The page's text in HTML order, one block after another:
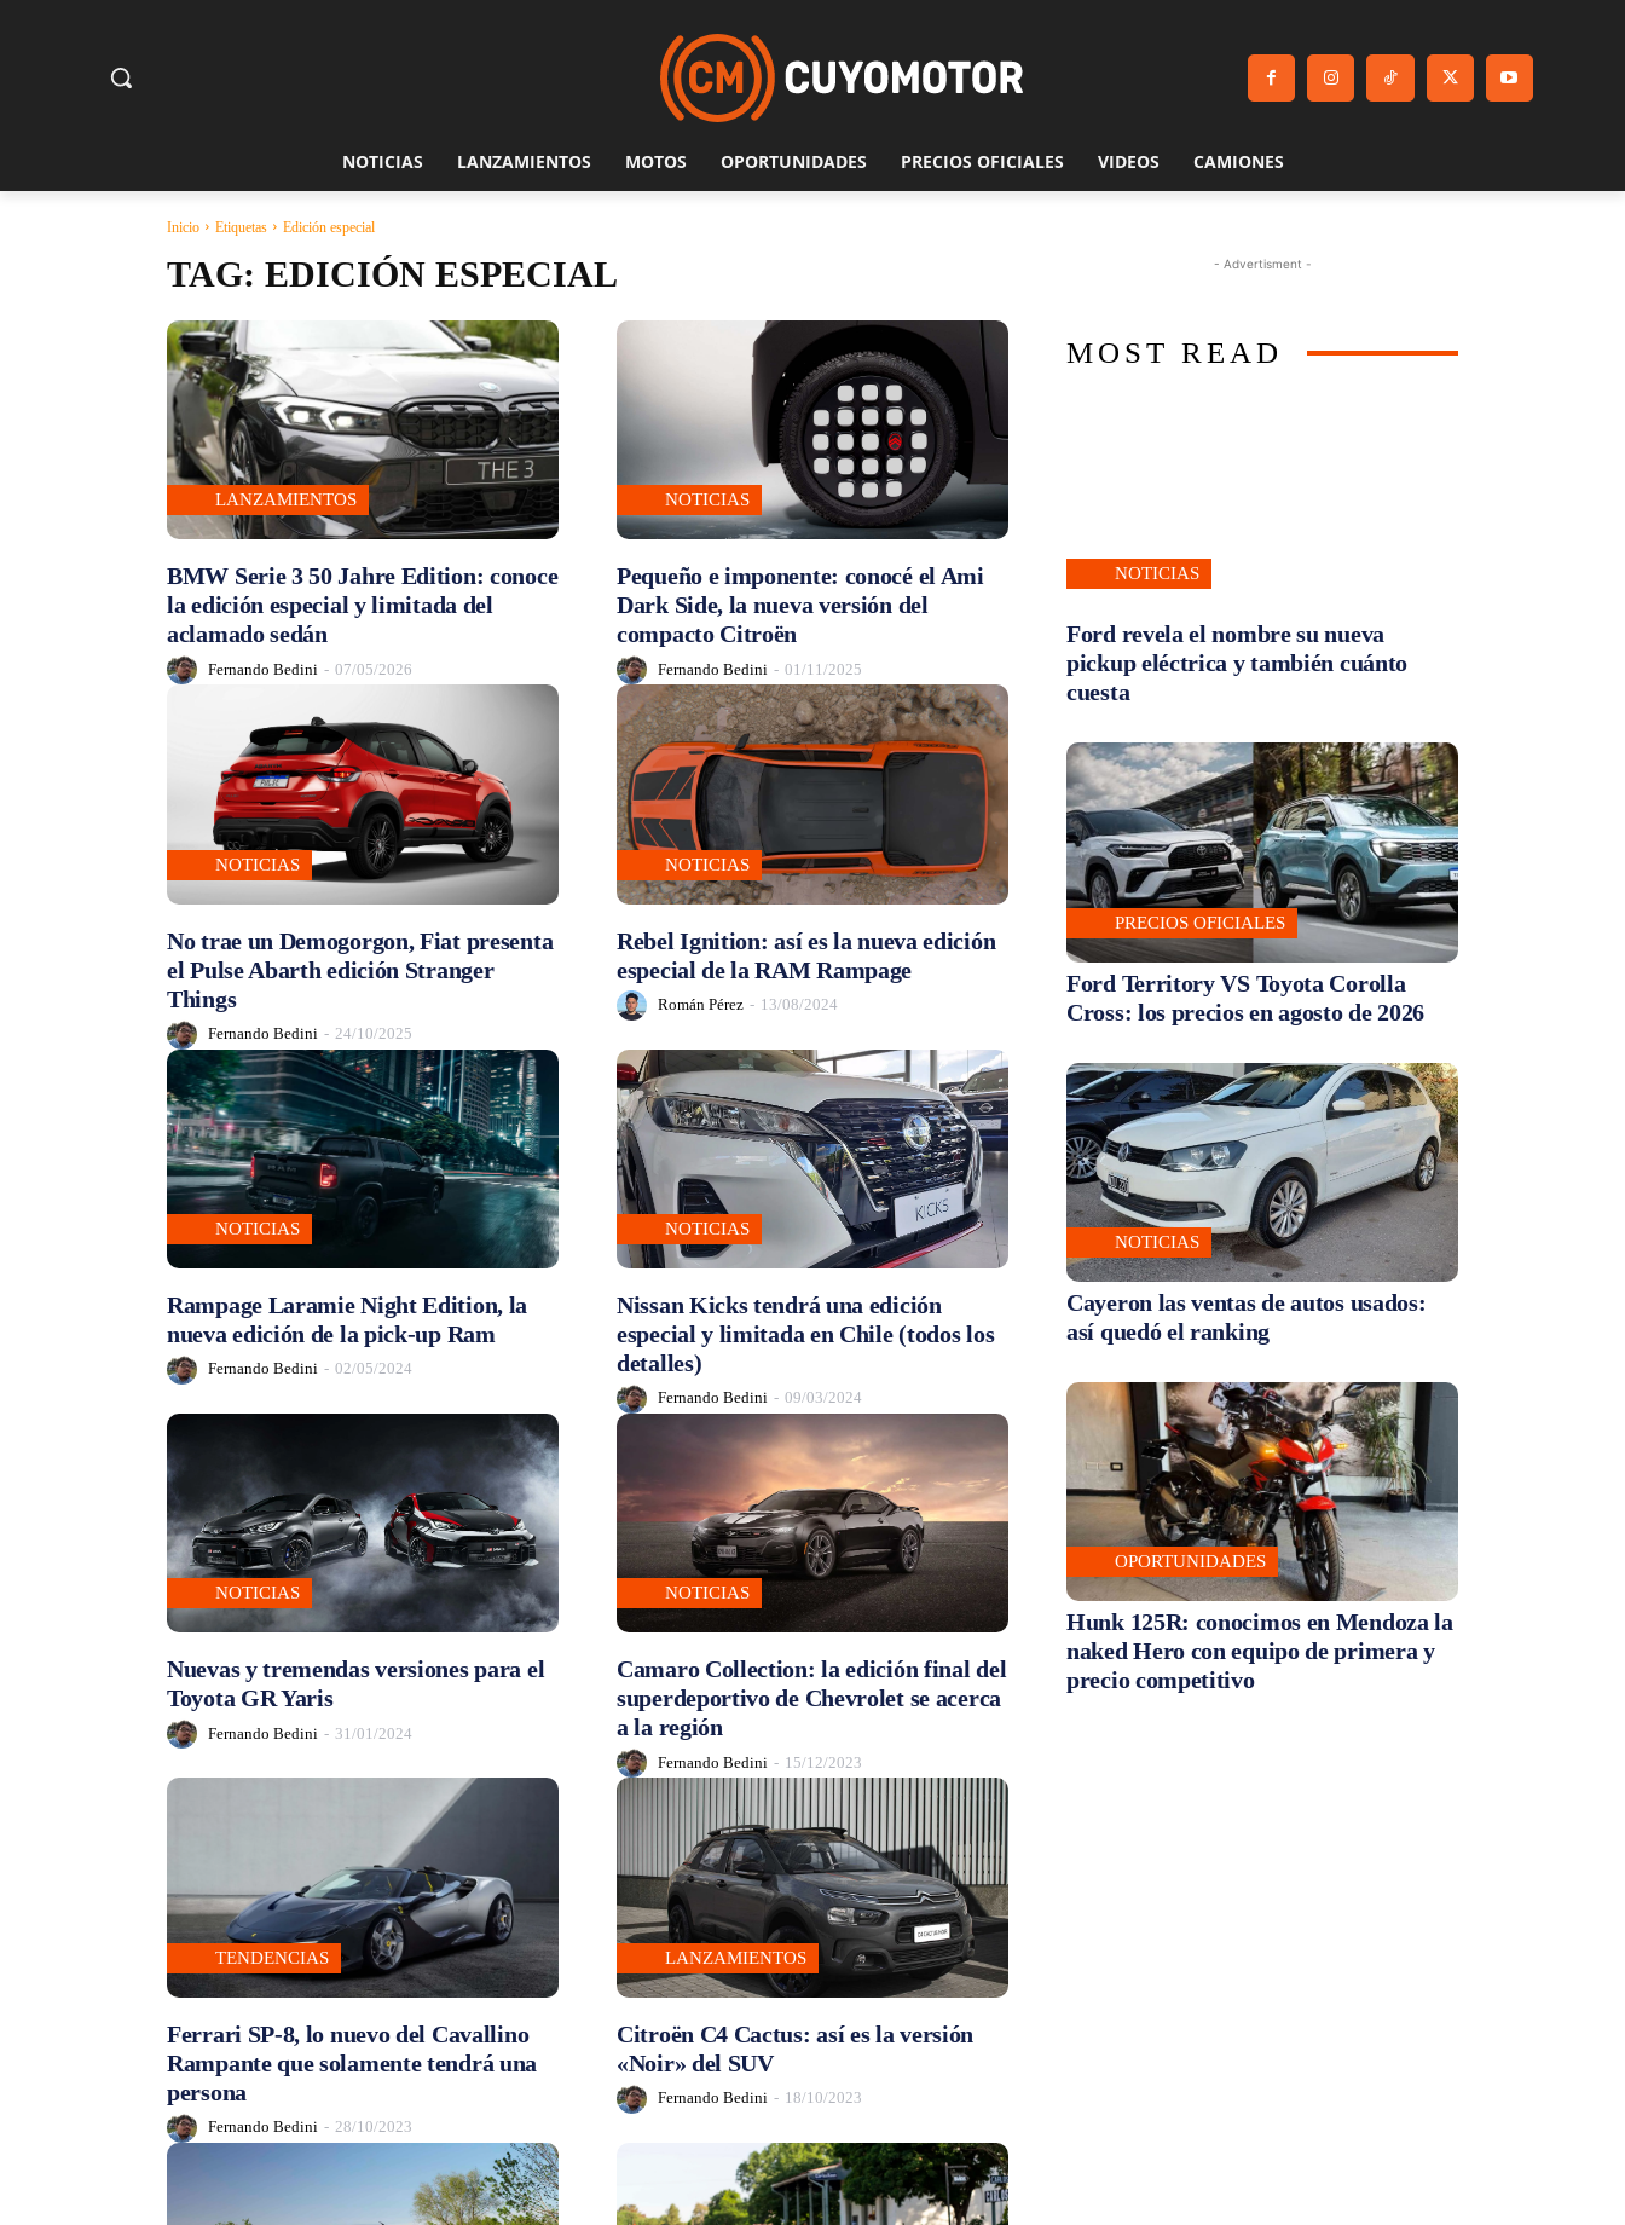
NOTICIAS LANZAMIENTOS MOTOS OPORTUNIDADES PRECIOS OFICIALES VIDEOS CAMIONES
Inicio Etiquetas Edición especial
TAG: EDICIÓN ESPECIAL
LANZAMIENTOS
BMW Serie 3 50 Jahre Edition: conoce
la edición especial y limitada del
aclamado sedán
Fernando Bedini - 07/05/2026
NOTICIAS
Pequeño e imponente: conocé el Ami
Dark Side, la nueva versión del
compacto Citroën
Fernando Bedini - 01/11/2025
NOTICIAS
No trae un Demogorgon, Fiat presenta
el Pulse Abarth edición Stranger
Things
Fernando Bedini - 24/10/2025
NOTICIAS
Rebel Ignition: así es la nueva edición
especial de la RAM Rampage
Román Pérez - 13/08/2024
NOTICIAS
Rampage Laramie Night Edition, la
nueva edición de la pick-up Ram
Fernando Bedini - 02/05/2024
NOTICIAS
Nissan Kicks tendrá una edición
especial y limitada en Chile (todos los
detalles)
Fernando Bedini - 09/03/2024
NOTICIAS
Nuevas y tremendas versiones para el
Toyota GR Yaris
Fernando Bedini - 31/01/2024
NOTICIAS
Camaro Collection: la edición final del
superdeportivo de Chevrolet se acerca
a la región
Fernando Bedini - 15/12/2023
TENDENCIAS
Ferrari SP-8, lo nuevo del Cavallino
Rampante que solamente tendrá una
persona
Fernando Bedini - 28/10/2023
LANZAMIENTOS
Citroën C4 Cactus: así es la versión
«Noir» del SUV
Fernando Bedini - 18/10/2023
- Advertisment -
MOST READ
NOTICIAS
Ford revela el nombre su nueva
pickup eléctrica y también cuánto
cuesta
PRECIOS OFICIALES
Ford Territory VS Toyota Corolla
Cross: los precios en agosto de 2026
NOTICIAS
Cayeron las ventas de autos usados:
así quedó el ranking
OPORTUNIDADES
Hunk 125R: conocimos en Mendoza la
naked Hero con equipo de primera y
precio competitivo